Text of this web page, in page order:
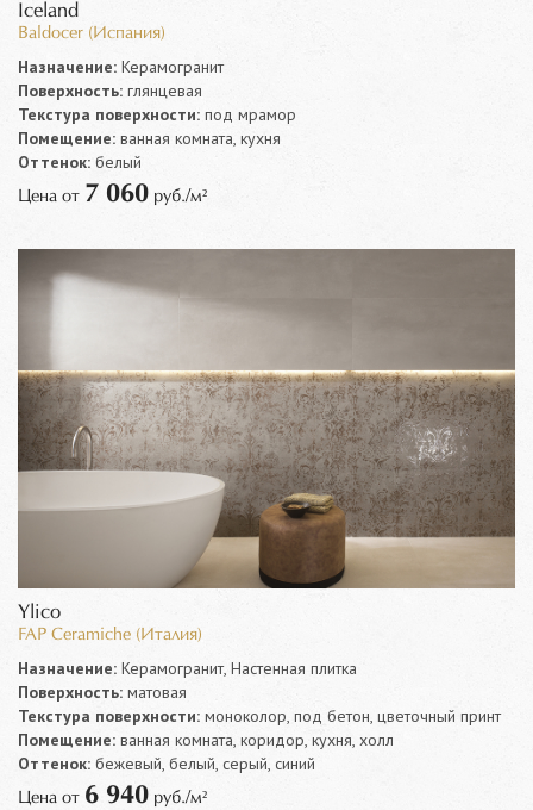
Iceland
Baldocer (Испания)
Назначение: Керамогранит
Поверхность: глянцевая
Текстура поверхности: под мрамор
Помещение: ванная комната, кухня
Оттенок: белый
Цена от 7 060 руб./м²
Ylico
FAP Ceramiche (Италия)
Назначение: Керамогранит, Настенная плитка
Поверхность: матовая
Текстура поверхности: моноколор, под бетон, цветочный принт
Помещение: ванная комната, коридор, кухня, холл
Оттенок: бежевый, белый, серый, синий
Цена от 6 940 руб./м²